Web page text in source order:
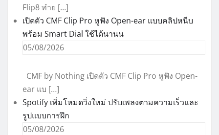
Flip8 ทำย […]
เปิดตัว CMF Clip Pro หูฟัง Open-ear แบบคลิปหนีบ
พร้อม Smart Dial ใช้ได้นานน
05/08/2026
CMF by Nothing เปิดตัว CMF Clip Pro หูฟัง Open-
ear แบ […]
Spotify เพิ่มโหมดวิ่งใหม่ ปรับเพลงตามความเร็วและ
รูปแบบการฝึก
05/08/2026